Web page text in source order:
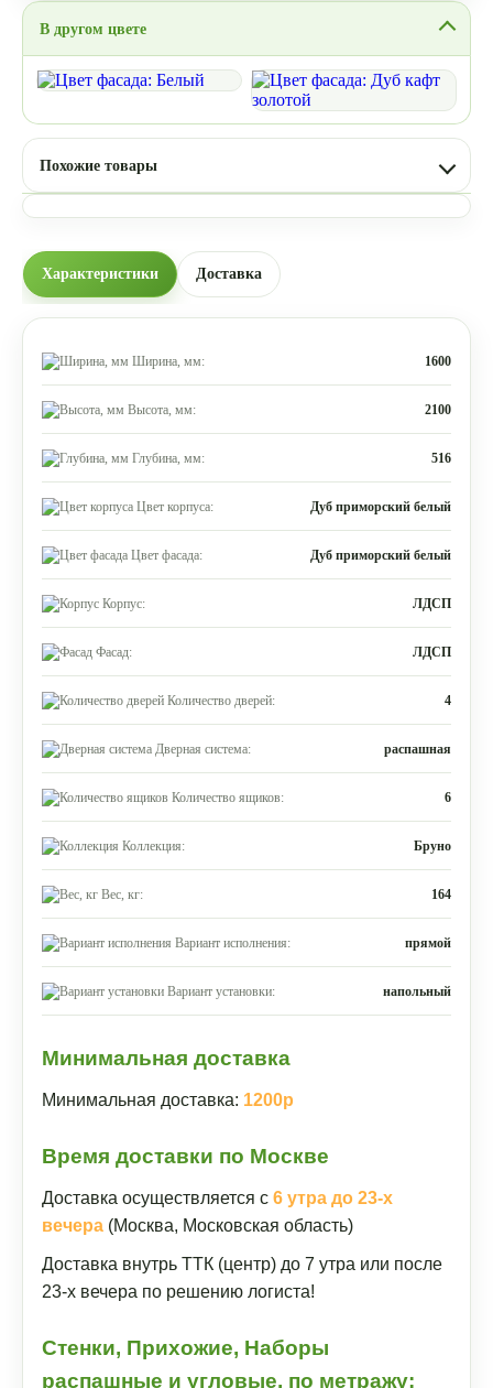
В другом цвете
Похожие товары
Характеристики Доставка
Ширина, мм: 1600
Высота, мм: 2100
Глубина, мм: 516
Цвет корпуса: Дуб приморский белый
Цвет фасада: Дуб приморский белый
Корпус: ЛДСП
Фасад: ЛДСП
Количество дверей: 4
Дверная система: распашная
Количество ящиков: 6
Коллекция: Бруно
Вес, кг: 164
Вариант исполнения: прямой
Вариант установки: напольный
Минимальная доставка
Минимальная доставка: 1200р
Время доставки по Москве
Доставка осуществляется с 6 утра до 23-х
вечера (Москва, Московская область)
Доставка внутрь ТТК (центр) до 7 утра или после
23-х вечера по решению логиста!
Стенки, Прихожие, Наборы
распашные и угловые, по метражу: